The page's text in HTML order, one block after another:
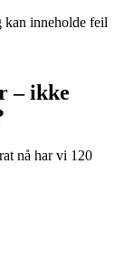
kan inneholde feil
– ikke
nå har vi 120